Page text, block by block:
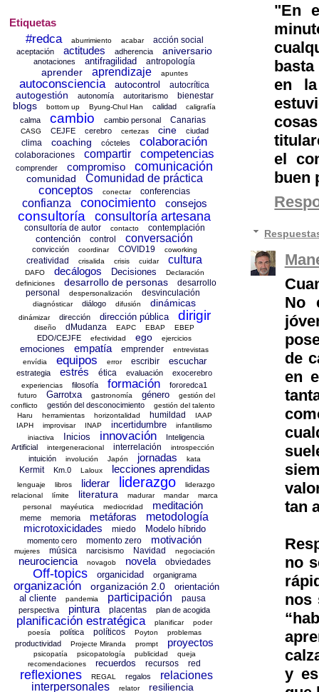
"En
en
el
buen
No
de
en
tan
no
nos
y
Etiquetas
#redca aburrimiento acabar acción social
aceptación actitudes adherencia aniversario
anotaciones antifragilidad antropología
aprender aprendizaje apuntes
autoconsciencia autocontrol autocrítica
autogestión autonomía autoritarismo bienestar
blogs bottom up Byung-Chul Han calidad caligrafía
calma cambio cambio personal Canarias
CASG CEJFE cerebro certezas cine ciudad
clima coaching cócteles colaboración
colaboraciones compartir competencias
comprender compromiso comunicación
comunidad Comunidad de práctica
conceptos conectar conferencias
confianza conocimiento consejos
consultoría consultoría artesana
consultoría de autor contacto contemplación
contención control conversación
convicción coordinar COVID19 coworking
creatividad crisalida crisis cuidar cultura
DAFO decálogos Decisiones
Declaración
definiciones
desarrollo de personas
desarrollo
personal
despersonalización desvinculación
diagnósticar diálogo difusión dinámicas
dinámizar dirección dirección pública dirigir
diseño dMudanza EAPC EBAP EBEP
EDO/CEJFE efectividad ego ejercicios
emociones empatía emprender
entrevistas
envídia
equipos error escribir escuchar
estrategia estrés ética evaluación exocerebro
experiencias filosofía formación fororedca1
futuro Garrotxa gastronomía género
gestión del
conflicto
gestión del desconocimiento
gestión del talento
Haru
herramientas horizontalidad humildad
IAAP
IAPH
improvisar INAP incertidumbre
infantilismo
iniactiva
Inicios innovación
Inteligencia
Artificial
intergeneracional interrelación introspección
intuición involución Japón jornadas kata
Kermit Km.0 Laloux lecciones aprendidas
lenguaje libros liderar liderazgo
liderazgo
relacional
límite literatura madurar mandar
marca
personal
mayéutica mediocridad meditación
meme memoria metáforas
metodología
microtoxicidades
miedo Modelo híbrido
momento cero momento zero motivación
mujeres música narcisismo Navidad negociación
neurociencia novagob novela obviedades
Off-topics organicidad organigrama
organización organización 2.0
orientación
al cliente
pandemia participación pausa
perspectiva pintura placentas plan de acogida
planificación estratégica planificar
poder
poesía
política políticos Poyton problemas
productividad Projecte Miranda prompt proyectos
psicopatía psicopatología publicidad
queja
recomendaciones
recuerdos recursos red
reflexiones REGAL regalos
relaciones
interpersonales
relator resiliencia